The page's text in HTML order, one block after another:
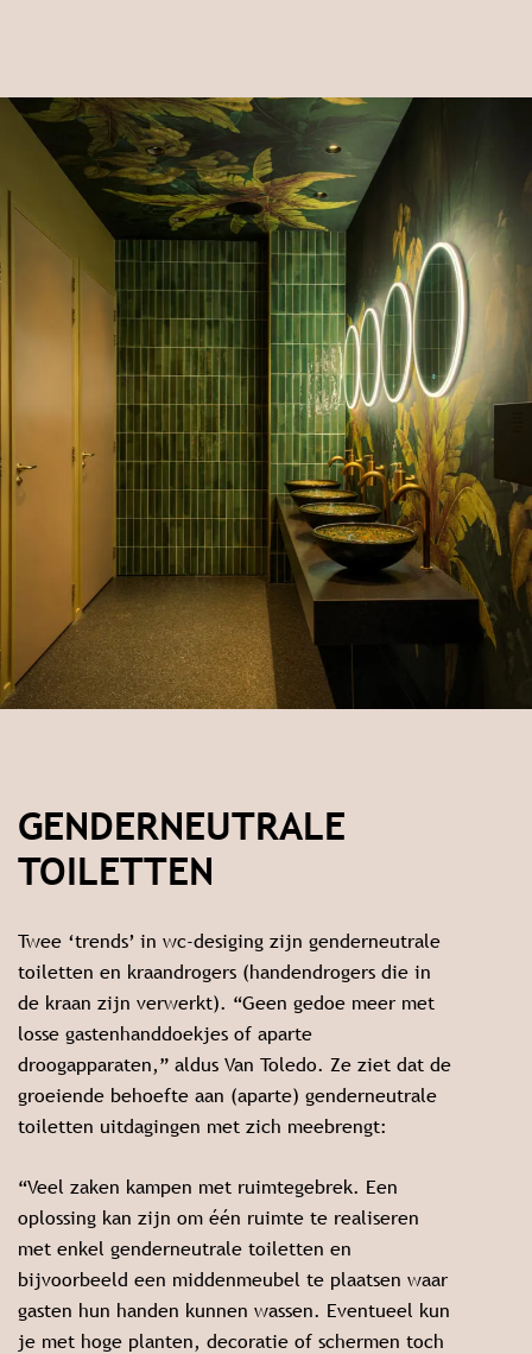
GENDERNEUTRALE
TOILETTEN
Twee ‘trends’ in wc-desiging zijn genderneutrale
toiletten en kraandrogers (handendrogers die in
de kraan zijn verwerkt). “Geen gedoe meer met
losse gastenhanddoekjes of aparte
droogapparaten,” aldus Van Toledo. Ze ziet dat de
groeiende behoefte aan (aparte) genderneutrale
toiletten uitdagingen met zich meebrengt:
“Veel zaken kampen met ruimtegebrek. Een
oplossing kan zijn om één ruimte te realiseren
met enkel genderneutrale toiletten en
bijvoorbeeld een middenmeubel te plaatsen waar
gasten hun handen kunnen wassen. Eventueel kun
je met hoge planten, decoratie of schermen toch